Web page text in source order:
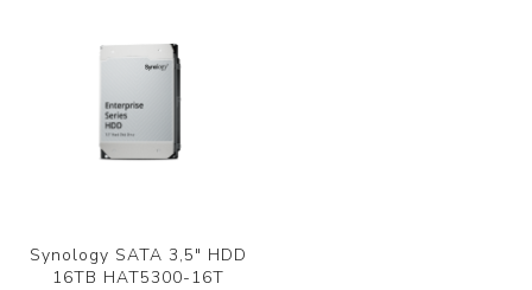
Synology SATA 3,5" HDD
16TB HAT5300-16T